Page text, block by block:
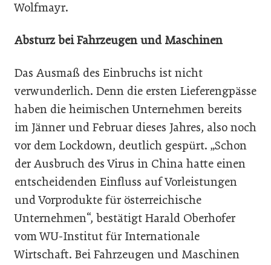
Wolfmayr.
Absturz bei Fahrzeugen und Maschinen
Das Ausmaß des Einbruchs ist nicht
verwunderlich. Denn die ersten Lieferengpässe
haben die heimischen Unternehmen bereits
im Jänner und Februar dieses Jahres, also noch
vor dem Lockdown, deutlich gespürt. „Schon
der Ausbruch des Virus in China hatte einen
entscheidenden Einfluss auf Vorleistungen
und Vorprodukte für österreichische
Unternehmen“, bestätigt ­Harald Oberhofer
vom WU-Institut für Internationale
Wirtschaft. Bei Fahrzeugen und Maschinen